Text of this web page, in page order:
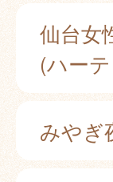
仙台女
(ハー
みやぎ